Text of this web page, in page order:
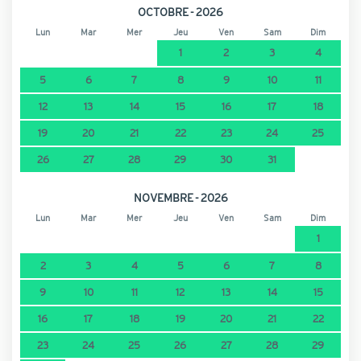
OCTOBRE - 2026
Lun Mar Mer Jeu Ven Sam Dim
1 2 3 4
5 6 7 8 9 10 11
12 13 14 15 16 17 18
19 20 21 22 23 24 25
26 27 28 29 30 31
NOVEMBRE - 2026
Lun Mar Mer Jeu Ven Sam Dim
1
2 3 4 5 6 7 8
9 10 11 12 13 14 15
16 17 18 19 20 21 22
23 24 25 26 27 28 29